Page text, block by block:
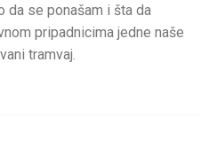
da se ponašam i šta da
pripadnicima jedne naše
tramvaj.